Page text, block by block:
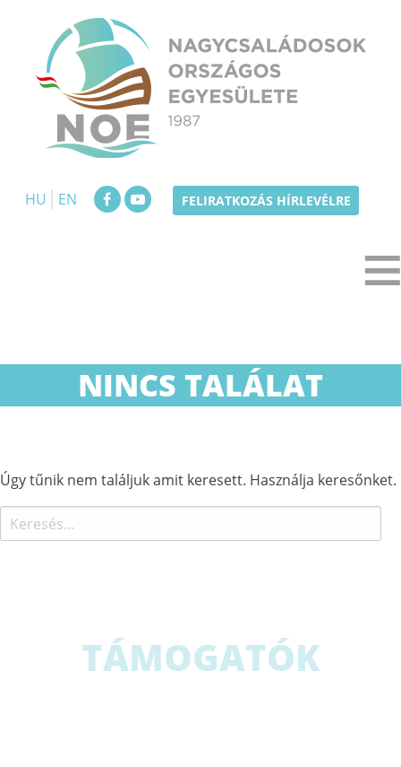
content
HU
EN FELIRATKOZÁS HÍRLEVÉLRE
NINCS TALÁLAT
Úgy tűnik nem találjuk amit keresett. Használja keresőnket.
Keresés:
TÁMOGATÓK